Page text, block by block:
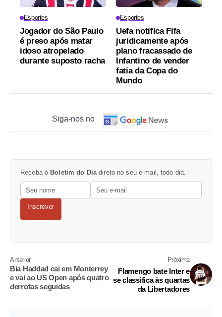
Esportes
Jogador do São Paulo
é preso após matar
idoso atropelado
durante suposto racha
Esportes
Uefa notifica Fifa
juridicamente após
plano fracassado de
Infantino de vender
fatia da Copa do
Mundo
Siga-nos no
Receba o Boletim do Dia direto no seu e-mail, todo dia.
Inscrever
Anterior
Bia Haddad cai em Monterrey
e vai ao US Open após quatro
derrotas seguidas
Próxima
Flamengo bate Inter e
se classifica às quartas
da Libertadores